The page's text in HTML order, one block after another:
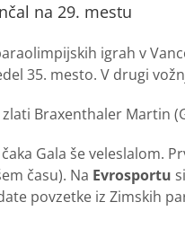
na 29. mestu
igrah v
35. mesto. V drugi
Braxenthaler Martin
Gala še veleslalom.
času). Na Evrosportu
povzetke iz Zimskih